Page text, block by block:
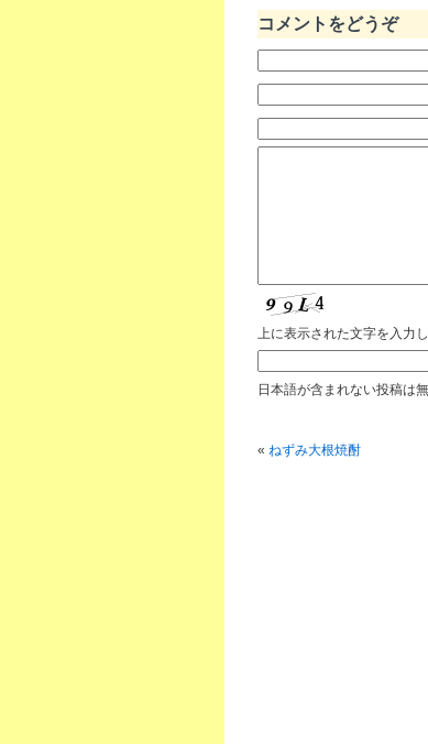
コメントをどうぞ
上に表示された文字を入力し
日本語が含まれない投稿は
« ねずみ大根焼酎